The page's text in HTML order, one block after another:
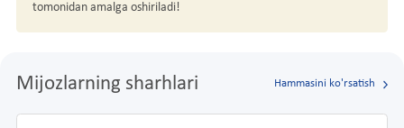
tomonidan amalga oshiriladi!
Mijozlarning sharhlari Hammasini ko'rsatish